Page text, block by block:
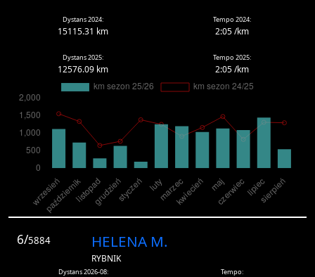
Dystans 2024:
15115.31 km
Tempo 2024:
2:05 /km
Dystans 2025:
12576.09 km
Tempo 2025:
2:05 /km
6/5884 HELENA M.
RYBNIK
Dystans 2026-08: Tempo: